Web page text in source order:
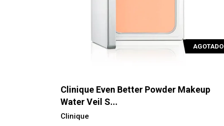
AGOTADO
Clinique Even Better Powder Makeup
Water Veil S...
Clinique